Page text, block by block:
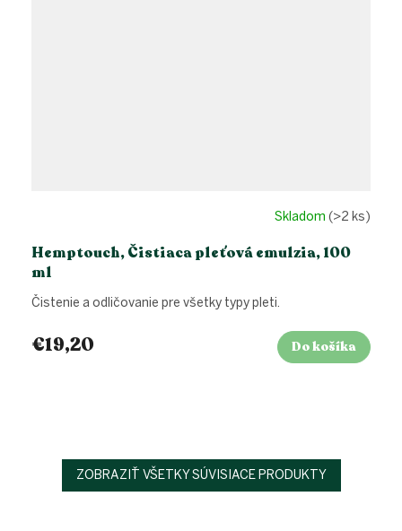
Hemptouch, Čistiaca pleťová emulzia, 100
ml
Skladom (>2 ks)
€19,20 Do košíka
Čistenie a odličovanie pre všetky typy pleti.
ZOBRAZIŤ VŠETKY SÚVISIACE PRODUKTY